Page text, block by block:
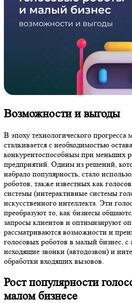
Возможности и выгоды
В эпоху технологического прогресса
сталкивается с необходимостью
конкурентоспособным при меньших
предприятий. Одним из решений,
набрало популярность, стало
роботов, также известных как
системы (интерактивные системы
искусственного интеллекта. Эти
преобразуют то, как бизнесы
запросы клиентов и оптимизируют
рассматриваются возможности и
голосовых роботов в малый бизнес,
исходящие звонки (автодозвон) и
обработки входящих вызовов.
Рост популярности
малом бизнесе